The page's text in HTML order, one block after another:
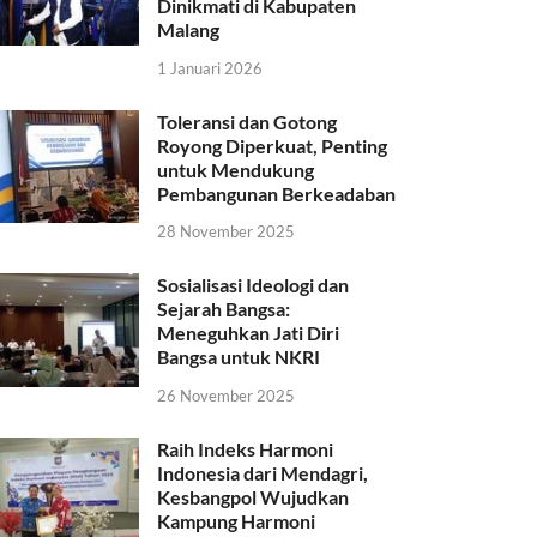
Dinikmati di Kabupaten
Malang
1 Januari 2026
Toleransi dan Gotong
Royong Diperkuat, Penting
untuk Mendukung
Pembangunan Berkeadaban
28 November 2025
Sosialisasi Ideologi dan
Sejarah Bangsa:
Meneguhkan Jati Diri
Bangsa untuk NKRI
26 November 2025
Raih Indeks Harmoni
Indonesia dari Mendagri,
Kesbangpol Wujudkan
Kampung Harmoni